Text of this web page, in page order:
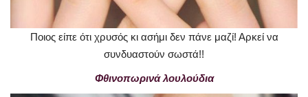
Ποιος είπε ότι χρυσός κι ασήμι δεν πάνε μαζί! Αρκεί να
συνδυαστούν σωστά!!
Φθινοπωρινά λουλούδια